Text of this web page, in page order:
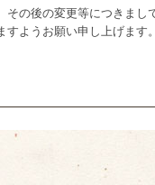
の後の変更等につきまし
ようお願い申し上げます。